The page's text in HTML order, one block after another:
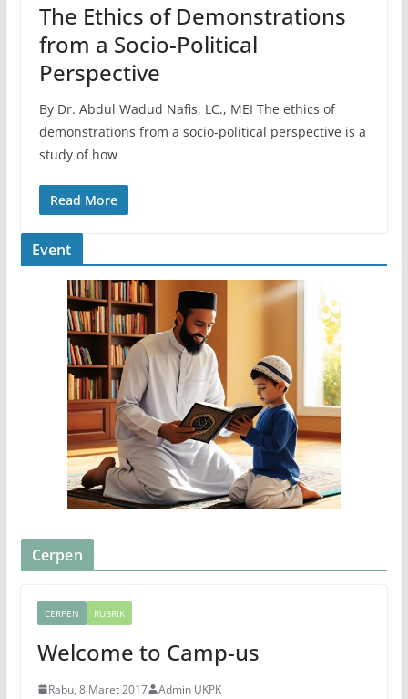
The Ethics of Demonstrations
from a Socio-Political
Perspective
By Dr. Abdul Wadud Nafis, LC., MEI The ethics of
demonstrations from a socio-political perspective is a
study of how
Read More
Event
Cerpen
CERPEN RUBRIK
Welcome to Camp-us
Rabu, 8 Maret 2017 Admin UKPK